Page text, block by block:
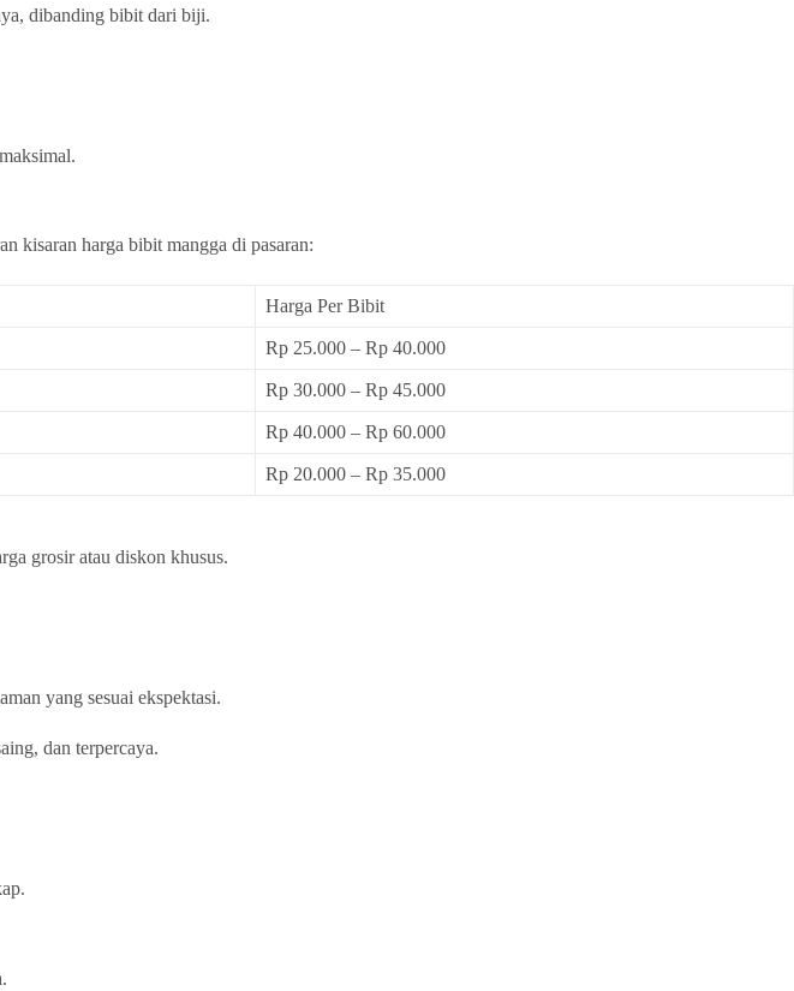
dibanding bibit dari biji.
kisaran harga bibit mangga di pasaran:
Harga Per Bibit
Rp 25.000 – Rp 40.000
Rp 30.000 – Rp 45.000
Rp 40.000 – Rp 60.000
Rp 20.000 – Rp 35.000
grosir atau diskon khusus.
yang sesuai ekspektasi.
dan terpercaya.